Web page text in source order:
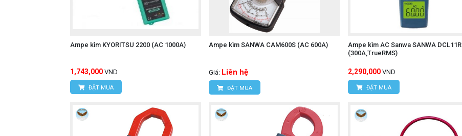
Ampe kìm KYORITSU 2200 (AC 1000A)
1,743,000 VND
ĐẶT MUA
Ampe kìm SANWA CAM600S (AC 600A)
Giá: Liên hệ
ĐẶT MUA
Ampe kìm AC Sanwa SANWA DCL11R
(300A,TrueRMS)
2,290,000 VND
ĐẶT MUA